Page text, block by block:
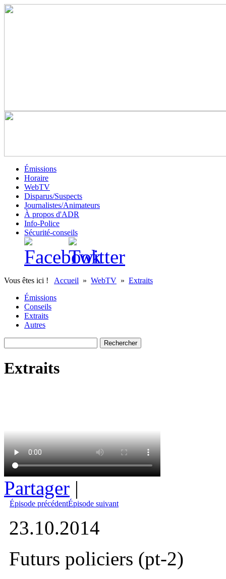
Émissions
Horaire
WebTV
Disparus/Suspects
Journalistes/Animateurs
À propos d'ADR
Info-Police
Sécurité-conseils
Vous êtes ici ! Accueil » WebTV » Extraits
Émissions
Conseils
Extraits
Autres
Extraits
Partager |
Épisode précédentÉpisode suivant
23.10.2014
Futurs policiers (pt-2)